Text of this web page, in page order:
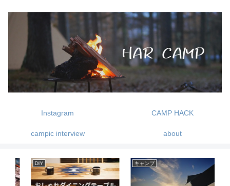
Instagram CAMP HACK
campic interview about
キャンプ ギア紹介